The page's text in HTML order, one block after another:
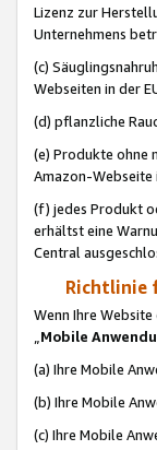
Lizenz zur
Unternehmens
(c)
Webseiten in der
(d) pflanzliche
(e) Produkte ohne
Amazon-Webseite
(f) jedes Produkt
erhältst eine
Central
Richtlinie
Wenn Ihre
„Mobile
(a) Ihre Mobile
(b) Ihre Mobile
(c) Ihre Mobile